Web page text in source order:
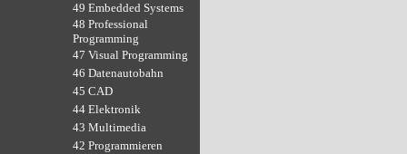
49 Embedded Systems
48 Professional
Programming
47 Visual Programming
46 Datenautobahn
45 CAD
44 Elektronik
43 Multimedia
42 Programmieren